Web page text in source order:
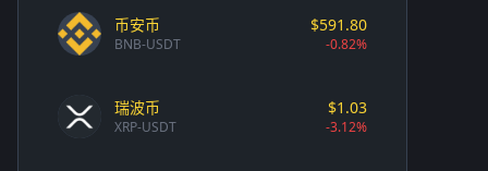
币安币
BNB-USDT
$591.80
-0.82%
瑞波币
XRP-USDT
$1.03
-3.12%